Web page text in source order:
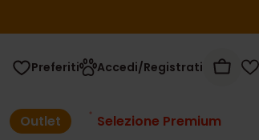
Preferiti Accedi/Registrati
Outlet Selezione Premium